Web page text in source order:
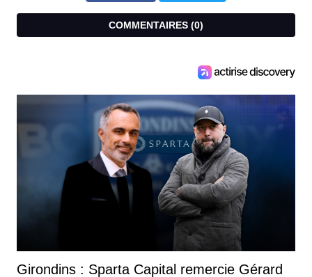
COMMENTAIRES (0)
Girondins : Sparta Capital remercie Gérard